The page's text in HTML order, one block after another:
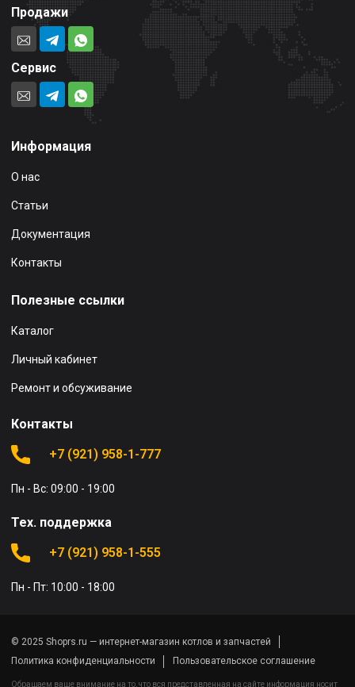
Продажи
Сервис
Информация
О нас
Статьи
Документация
Контакты
Полезные ссылки
Каталог
Личный кабинет
Ремонт и обсуживание
Контакты
+7 (921) 958-1-777
Пн - Вс: 09:00 - 19:00
Тех. поддержка
+7 (921) 958-1-555
Пн - Пт: 10:00 - 18:00
© 2025 Shoprs.ru — интернет-магазин котлов и запчастей
Политика конфиденциальности
Пользовательское соглашение
Обращаем ваше внимание на то, что вся представленная на сайте информация носит